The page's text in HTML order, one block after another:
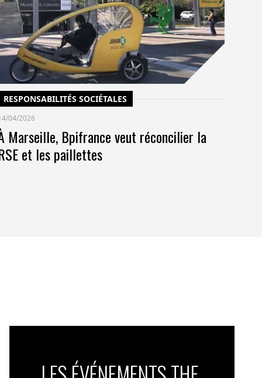
RESPONSABILITÉS SOCIÉTALES
04/2026
Marseille, Bpifrance veut réconcilier la
et les paillettes